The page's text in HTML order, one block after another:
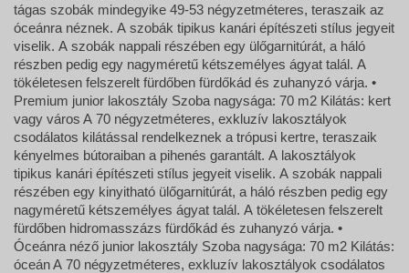
tágas szobák mindegyike 49-53 négyzetméteres, teraszaik az
óceánra néznek. A szobák tipikus kanári építészeti stílus jegyeit
viselik. A szobák nappali részében egy ülőgarnitúrát, a háló
részben pedig egy nagyméretű kétszemélyes ágyat talál. A
tökéletesen felszerelt fürdőben fürdőkád és zuhanyzó várja. •
Premium junior lakosztály Szoba nagysága: 70 m2 Kilátás: kert
vagy város A 70 négyzetméteres, exkluzív lakosztályok
csodálatos kilátással rendelkeznek a trópusi kertre, teraszaik
kényelmes bútoraiban a pihenés garantált. A lakosztályok
tipikus kanári építészeti stílus jegyeit viselik. A szobák nappali
részében egy kinyitható ülőgarnitúrát, a háló részben pedig egy
nagyméretű kétszemélyes ágyat talál. A tökéletesen felszerelt
fürdőben hidromasszázs fürdőkád és zuhanyzó várja. •
Óceánra néző junior lakosztály Szoba nagysága: 70 m2 Kilátás:
óceán A 70 négyzetméteres, exkluzív lakosztályok csodálatos